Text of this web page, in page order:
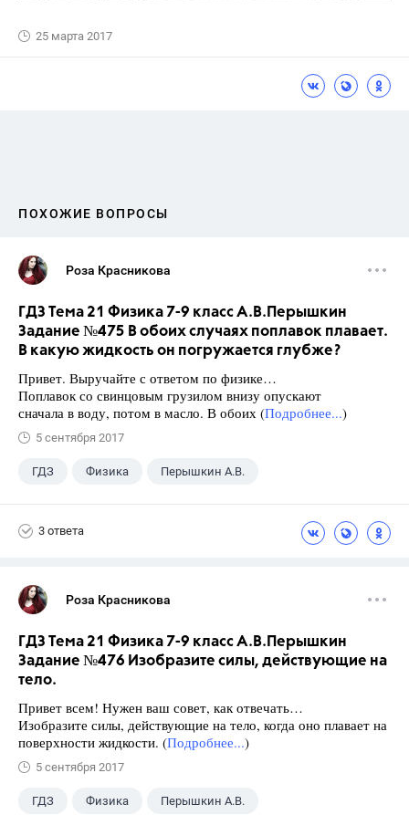
25 марта 2017
ПОХОЖИЕ ВОПРОСЫ
Роза Красникова
ГДЗ Тема 21 Физика 7-9 класс А.В.Перышкин
Задание №475 В обоих случаях поплавок плавает.
В какую жидкость он погружается глубже?
Привет. Выручайте с ответом по физике…
Поплавок со свинцовым грузилом внизу опускают
сначала в воду, потом в масло. В обоих (Подробнее...)
5 сентября 2017
ГДЗ Физика Перышкин А.В.
3 ответа
Роза Красникова
ГДЗ Тема 21 Физика 7-9 класс А.В.Перышкин
Задание №476 Изобразите силы, действующие на
тело.
Привет всем! Нужен ваш совет, как отвечать…
Изобразите силы, действующие на тело, когда оно плавает на
поверхности жидкости. (Подробнее...)
5 сентября 2017
ГДЗ Физика Перышкин А.В.